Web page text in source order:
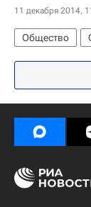
11 декабря 2014,
Общество
Москва
Wikipedia